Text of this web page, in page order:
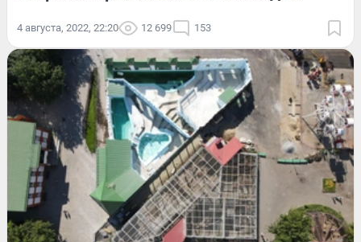
4 августа, 2022, 22:20 12 699 153